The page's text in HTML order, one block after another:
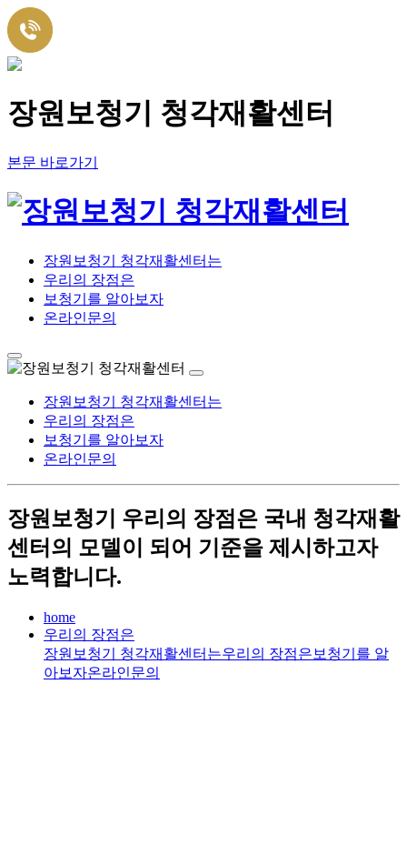
장원보청기 청각재활센터
본문 바로가기
장원보청기 청각재활센터는
우리의 장점은
보청기를 알아보자
온라인문의
장원보청기 청각재활센터는
우리의 장점은
보청기를 알아보자
온라인문의
장원보청기 우리의 장점 은 국내 청각재활
센터의 모델이 되어 기준을 제시하고자
노력합니다.
home
우리의 장점은
장원보청기 청각재활센터는우리의 장점은 보청기를 알
아보자온라인문의